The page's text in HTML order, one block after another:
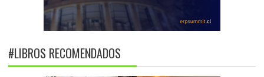
#LIBROS RECOMENDADOS